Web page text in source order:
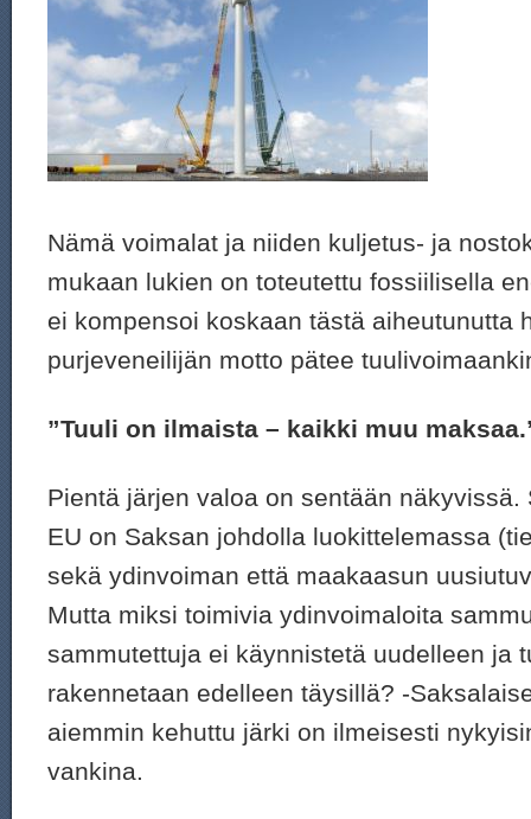
Nämä voimalat ja niiden kuljetus- ja
mukaan lukien on toteutettu fossiilisella
ei kompensoi koskaan tästä aiheutunutta
purjeveneilijän motto pätee
”Tuuli on ilmaista – kaikki muu
Pientä järjen valoa on sentään näkyvissä.
EU on Saksan johdolla luokittelemassa
sekä ydinvoiman että maakaasun
Mutta miksi toimivia ydinvoimaloita
sammutettuja ei käynnistetä uudelleen ja
rakennetaan edelleen täysillä? -
aiemmin kehuttu järki on ilmeisesti
vankina.